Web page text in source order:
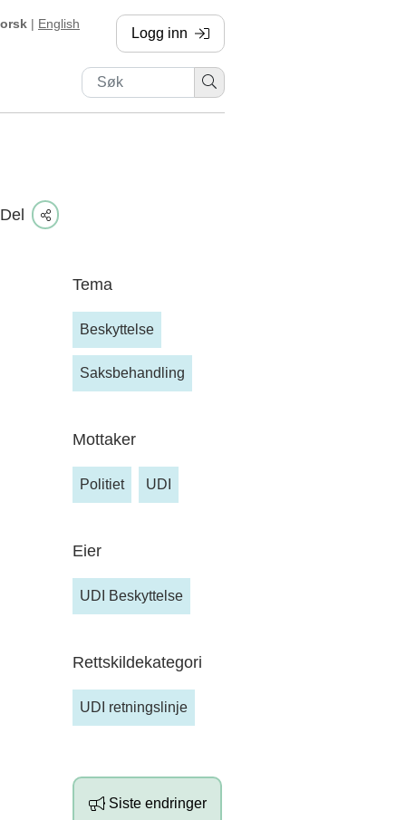
| English
Logg inn
, sendes til annen side
Del
Tema
Beskyttelse
Saksbehandling
Mottaker
Politiet UDI
Eier
UDI Beskyttelse
Rettskildekategori
UDI retningslinje
Siste endringer